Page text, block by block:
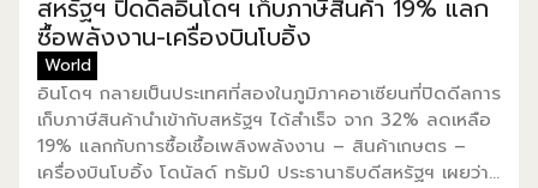
เป็นมูลค่า 45,600 ล้านดอลลาร์สหรัฐฯ ภายในระยะเวลา […]
สหรัฐฯ ปิดดีลอินโดฯ เก็บภาษีสินค้า 19% แลก
ซื้อพลังงาน-เครื่องบินโบอิ้ง
World
อินโดฯ กลายเป็นประเทศที่สองในภูมิภาคอาเซียนที่ปิดดีลการ
เก็บภาษีสินค้านำเข้ากับสหรัฐฯ ได้สำเร็จ จาก 32% ลดเหลือ
19% แลกกับการซื้อเชื้อเพลิงพลังงาน – สินค้าเกษตร –
เครื่องบินโบอิ้ง โดนัลด์ ทรัมป์ ประธานาธิบดีสหรัฐฯ เผยว่า